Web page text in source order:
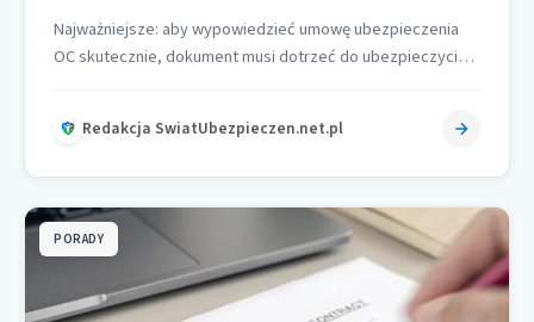
Najważniejsze: aby wypowiedzieć umowę ubezpieczenia
OC skutecznie, dokument musi dotrzeć do ubezpieczyciela
Redakcja SwiatUbezpieczen.net.pl
PORADY